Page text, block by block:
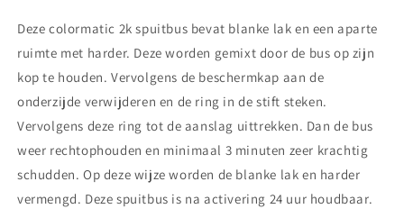
Deze colormatic 2k spuitbus bevat blanke lak en een aparte
ruimte met harder. Deze worden gemixt door de bus op zijn
kop te houden. Vervolgens de beschermkap aan de
onderzijde verwijderen en de ring in de stift steken.
Vervolgens deze ring tot de aanslag uittrekken. Dan de bus
weer rechtophouden en minimaal 3 minuten zeer krachtig
schudden. Op deze wijze worden de blanke lak en harder
vermengd. Deze spuitbus is na activering 24 uur houdbaar.